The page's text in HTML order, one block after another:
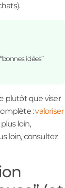
idées”
plutôt que viser
:valoriser
loin,
loin, consultez